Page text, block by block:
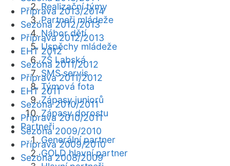
Realizační týmy
Partneři mládeže
Nábor dětí
Úspěchy mládeže
ZŠ Labská
SMS servis
Týmová fota
Zápasy juniorů
Zápasy dorostu
Partneři
Generální partner
GOLD hlavní partner
Příprava 2013/2014
Sezóna 2012/2013
Příprava 2012/2013
EHT 2012
Sezóna 2011/2012
Příprava 2011/2012
EHT 2011
Sezóna 2010/2011
Příprava 2010/2011
Sezóna 2009/2010
Příprava 2009/2010
Sezóna 2008/2009